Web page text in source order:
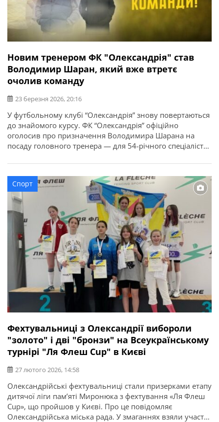
Новим тренером ФК "Олександрія" став
Володимир Шаран, який вже втретє
очолив команду
23 березня 2026, 20:16
У футбольному клубі “Олександрія” знову повертаються
до знайомого курсу. ФК “Олександрія” офіційно
оголосив про призначення Володимира Шарана на
посаду головного тренера — для 54-річного спеціаліста
етапі роботи наставник робитиме ставку на людей, із
якими має спільний досвід співпраці в структурі другої
команди. Разом із Шараном до […]
Спорт
Фехтувальниці з Олександрії вибороли
"золото" і дві "бронзи" на Всеукраїнському
турнірі "Ля Флеш Cup" в Києві
27 лютого 2026, 14:58
Олександрійські фехтувальниці стали призерками етапу
дитячої ліги пам’яті Миронюка з фехтування «Ля Флеш
Cup», що пройшов у Києві. Про це повідомляє
Олександрійська міська рада. У змаганнях взяли участь